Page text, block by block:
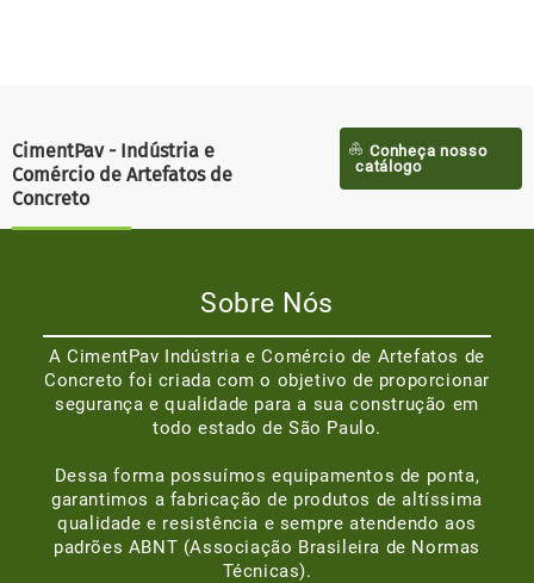
CimentPav - Indústria e
Comércio de Artefatos de
Concreto
Conheça nosso
catálogo
Sobre Nós
A CimentPav Indústria e Comércio de Artefatos de
Concreto foi criada com o objetivo de proporcionar
segurança e qualidade para a sua construção em
todo estado de São Paulo.
Dessa forma possuímos equipamentos de ponta,
garantimos a fabricação de produtos de altíssima
qualidade e resistência e sempre atendendo aos
padrões ABNT (Associação Brasileira de Normas
Técnicas).